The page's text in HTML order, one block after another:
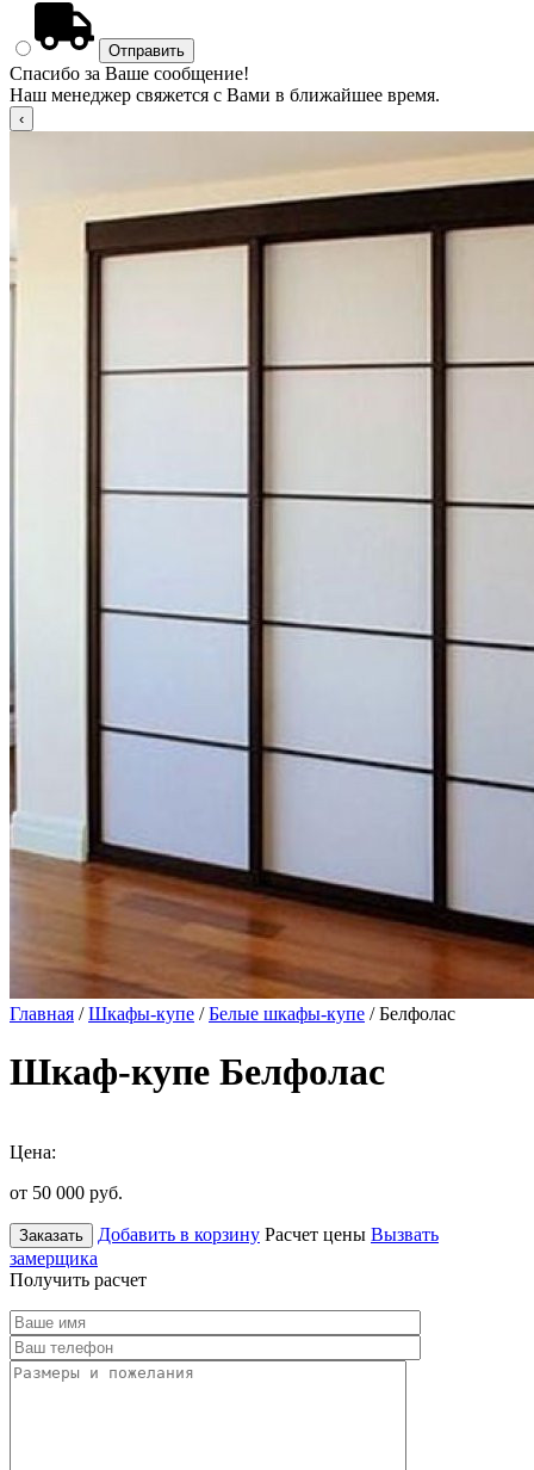
Спасибо за Ваше сообщение!
Наш менеджер свяжется с Вами в ближайшее время.
Главная /Шкафы-купе /Белые шкафы-купе / Белфолас
Шкаф-купе Белфолас
Цена:
от 50 000 руб.
Заказать Добавить в корзину Расчет цены Вызвать
замерщика
Получить расчет